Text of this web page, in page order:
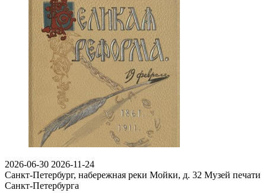
2026-06-30 2026-11-24
Санкт-Петербург, набережная реки Мойки, д. 32 Музей печати
Санкт-Петербурга